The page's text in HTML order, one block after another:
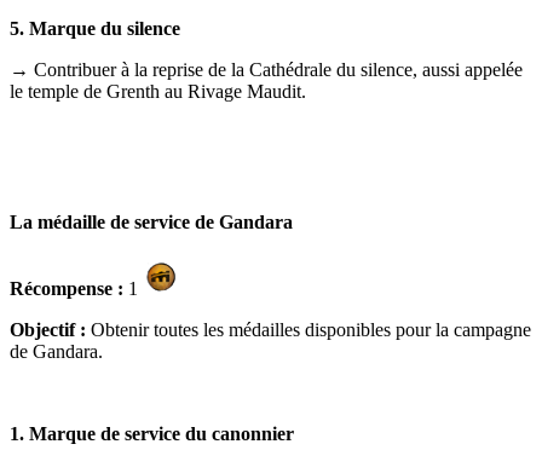
5. Marque du silence
→ Contribuer à la reprise de la Cathédrale du silence, aussi appelée
le temple de Grenth au Rivage Maudit.
La médaille de service de Gandara
Récompense : 1
Objectif : Obtenir toutes les médailles disponibles pour la campagne
de Gandara.
1. Marque de service du canonnier